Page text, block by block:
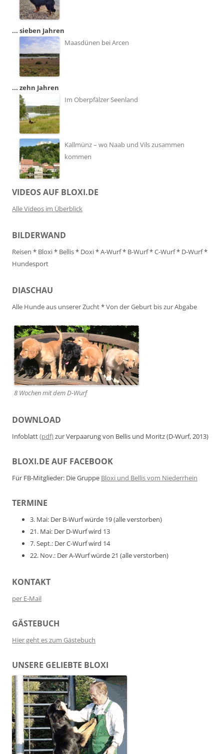
... sieben Jahren
Maasdünen bei Arcen
... zehn Jahren
Im Oberpfälzer Seenland
Kallmünz – wo Naab und Vils zusammen
kommen
VIDEOS AUF BLOXI.DE
Alle Videos im Überblick
BILDERWAND
Reisen * Bloxi* Bellis* Doxi*A-Wurf* B-Wurf*C-Wurf* D-Wurf*
Hundesport
DIASCHAU
Alle Hunde aus unserer Zucht*Von der Geburt bis zur Abgabe
8 Wochen mit dem D-Wurf
DOWNLOAD
Infoblatt(pdf)zur Verpaarung von Bellis und Moritz (D-Wurf, 2013)
BLOXI.DE AUF FACEBOOK
Für FB-Mitglieder: Die Gruppe Bloxi und Bellis vom Niederrhein
TERMINE
3. Mai: Der B-Wurf würde 19 (alle verstorben)
21. Mai: Der D-Wurf wird 13
7. Sept.: Der C-Wurf wird 14
22. Nov.: Der A-Wurf würde 21 (alle verstorben)
KONTAKT
per E-Mail
GÄSTEBUCH
Hier geht es zum Gästebuch
UNSERE GELIEBTE BLOXI